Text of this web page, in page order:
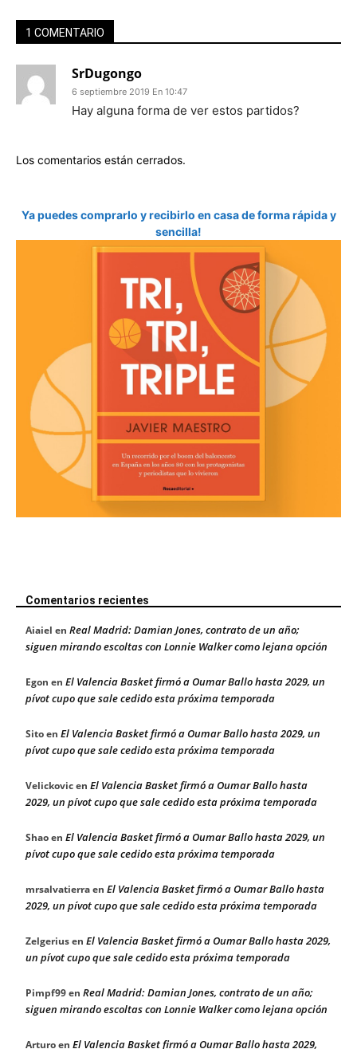
1 COMENTARIO
SrDugongo
6 septiembre 2019 En 10:47
Hay alguna forma de ver estos partidos?
Los comentarios están cerrados.
Ya puedes comprarlo y recibirlo en casa de forma rápida y
sencilla!
Comentarios recientes
Aiaiel en Real Madrid: Damian Jones, contrato de un año;
siguen mirando escoltas con Lonnie Walker como lejana opción
Egon en El Valencia Basket firmó a Oumar Ballo hasta 2029, un
pívot cupo que sale cedido esta próxima temporada
Sitoen El Valencia Basket firmó a Oumar Ballo hasta 2029, un
pívot cupo que sale cedido esta próxima temporada
Velickovicen El Valencia Basket firmó a Oumar Ballo hasta
2029, un pívot cupo que sale cedido esta próxima temporada
Shaoen El Valencia Basket firmó a Oumar Ballo hasta 2029, un
pívot cupo que sale cedido esta próxima temporada
mrsalvatierraen El Valencia Basket firmó a Oumar Ballo hasta
2029, un pívot cupo que sale cedido esta próxima temporada
Zelgeriusen El Valencia Basket firmó a Oumar Ballo hasta 2029,
un pívot cupo que sale cedido esta próxima temporada
Pimpf99en Real Madrid: Damian Jones, contrato de un año;
siguen mirando escoltas con Lonnie Walker como lejana opción
Arturoen El Valencia Basket firmó a Oumar Ballo hasta 2029,